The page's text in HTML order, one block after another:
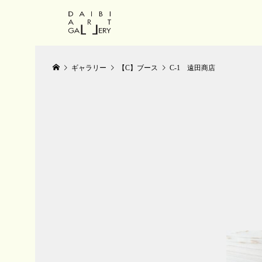
ギャラリー 【C】ブース C-1 遠田商店